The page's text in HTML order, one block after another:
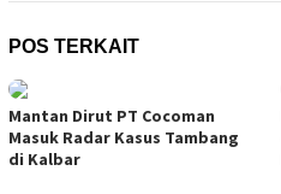
POS TERKAIT
Mantan Dirut PT Cocoman
Masuk Radar Kasus Tambang
di Kalbar